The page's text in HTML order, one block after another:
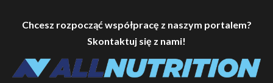
Chcesz rozpocząć współpracę z naszym portalem?
Skontaktuj się z nami!